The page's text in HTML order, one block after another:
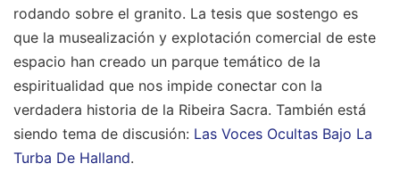
rodando sobre el granito. La tesis que sostengo es
que la musealización y explotación comercial de este
espacio han creado un parque temático de la
espiritualidad que nos impide conectar con la
verdadera historia de la Ribeira Sacra. También está
siendo tema de discusión: Las Voces Ocultas Bajo La
Turba De Halland.